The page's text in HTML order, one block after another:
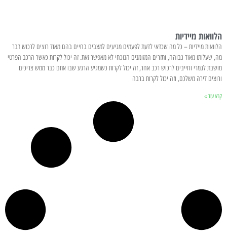
הלוואות מיידיות
הלוואות מיידיות – כל מה שכדאי לדעת לפעמים מגיעים למצבים בחיים בהם מאוד רוצים לרכוש דבר
מה, שעלותו מאוד גבוהה, ותזרים המזומנים הנוכחי לא מאפשר זאת. זה יכול לקרות כאשר הרכב הפרטי
מושבת לגמרי וחייבים לרכוש רכב אחר, זה יכול לקרות כשמגיע הרגע שבו אתם כבר ממש צריכים
ורוצים דירה משלכם, וזה יכול לקרות ברבה
קרא עוד »